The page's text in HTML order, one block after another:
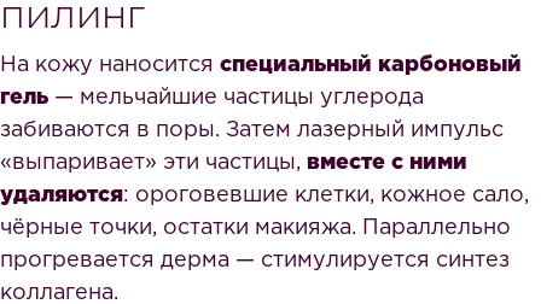
пилинг
На кожу наносится специальный карбоновый
гель — мельчайшие частицы углерода
забиваются в поры. Затем лазерный импульс
«выпаривает» эти частицы, вместе с ними
удаляются: ороговевшие клетки, кожное сало,
чёрные точки, остатки макияжа. Параллельно
прогревается дерма — стимулируется синтез
коллагена.